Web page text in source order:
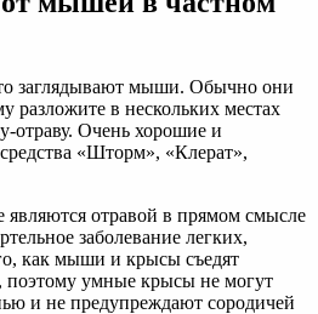
заглядывают мыши. Обычно они
разложите в нескольких местах
отраву. Очень хорошие и
«Шторм», «Клерат»,
отравой в прямом смысле
заболевание легких,
как мыши и крысы съедят
поэтому умные крысы не могут
и не предупреждают сородичей